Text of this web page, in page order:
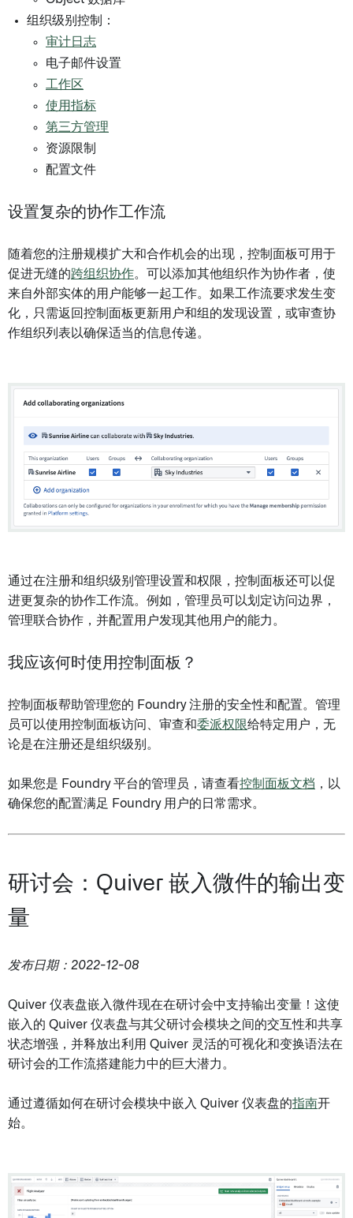
组织级别控制：
审计日志
电子邮件设置
工作区
使用指标
第三方管理
资源限制
配置文件
设置复杂的协作工作流
随着您的注册规模扩大和合作机会的出现，控制面板可用于
促进无缝的跨组织协作。可以添加其他组织作为协作者，使
来自外部实体的用户能够一起工作。如果工作流要求发生变
化，只需返回控制面板更新用户和组的发现设置，或审查协
作组织列表以确保适当的信息传递。
通过在注册和组织级别管理设置和权限，控制面板还可以促
进更复杂的协作工作流。例如，管理员可以划定访问边界，
管理联合协作，并配置用户发现其他用户的能力。
我应该何时使用控制面板？
控制面板帮助管理您的 Foundry 注册的安全性和配置。管理
员可以使用控制面板访问、审查和委派权限给特定用户，无
论是在注册还是组织级别。
如果您是 Foundry 平台的管理员，请查看控制面板文档 ，以
确保您的配置满足 Foundry 用户的日常需求。
研讨会：Quiver 嵌入微件的输出变
量
发布日期：2022-12-08
Quiver 仪表盘嵌入微件现在在研讨会中支持输出变量！这使
嵌入的 Quiver 仪表盘与其父研讨会模块之间的交互性和共享
状态增强，并释放出利用 Quiver 灵活的可视化和变换语法在
研讨会的工作流搭建能力中的巨大潜力。
通过遵循如何在研讨会模块中嵌入 Quiver 仪表盘的指南开
始。